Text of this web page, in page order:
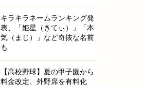
キラキラネームランキング発
表、「姫星（きてぃ）」「本
気（まじ）」など奇抜な名前
も
【高校野球】夏の甲子園から
料金改定、外野席を有料化